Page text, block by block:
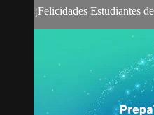
¡Felicidades Estudiantes